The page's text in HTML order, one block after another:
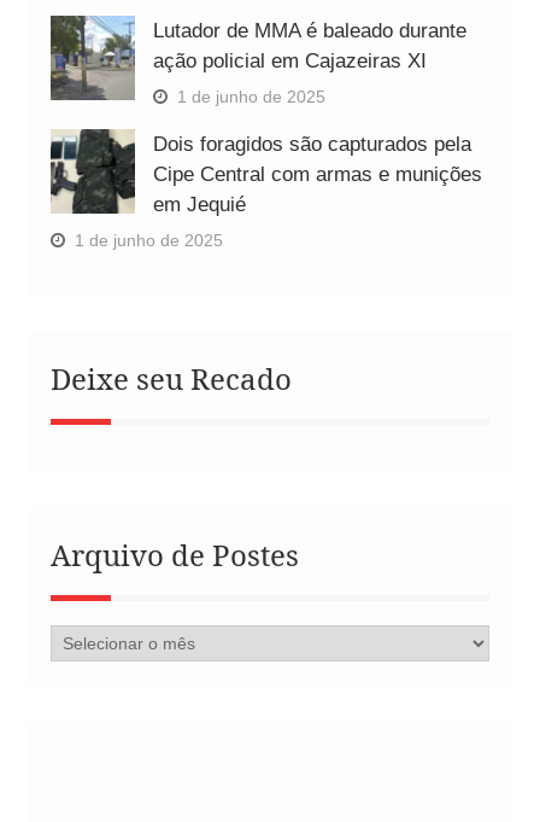
Lutador de MMA é baleado durante
ação policial em Cajazeiras XI
1 de junho de 2025
Dois foragidos são capturados pela
Cipe Central com armas e munições
em Jequié
1 de junho de 2025
Deixe seu Recado
Arquivo de Postes
Arquivo
de